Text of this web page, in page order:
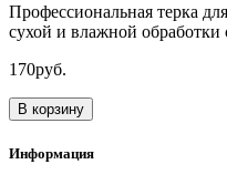
Профессиональная терка
сухой и влажной обработки
170руб.
В корзину
Информация